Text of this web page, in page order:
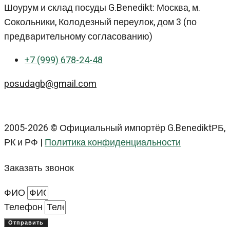
Шоурум и склад посуды G.Benedikt: Москва, м.
Сокольники, Колодезный переулок, дом 3 (по
предварительному согласованию)
+7 (999) 678-24-48
posudagb@gmail.com
2005-2026 © Официальный импортёр G.BenediktРБ,
РК и РФ |Политика конфиденциальности
Заказать звонок
ФИО
Телефон
Отправить